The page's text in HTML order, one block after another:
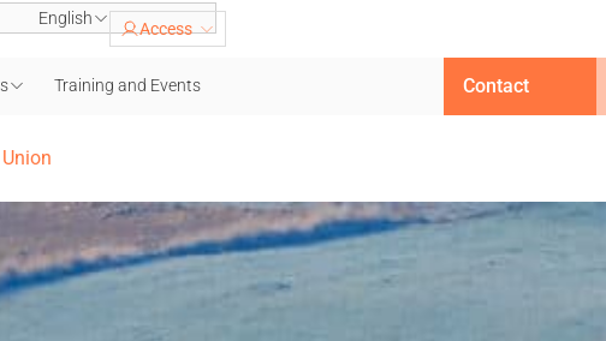
English
Access
Training and Events Contact